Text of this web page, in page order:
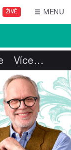
ŽIVĚ MENU
Více…